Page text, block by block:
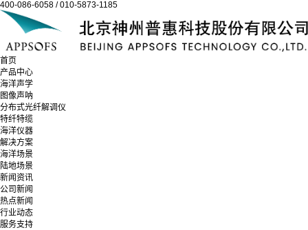
400-086-6058 / 010-5873-1185
首页
产品中心
海洋声学
图像声呐
分布式光纤解调仪
特纤特缆
海洋仪器
解决方案
海洋场景
陆地场景
新闻资讯
公司新闻
热点新闻
行业动态
服务支持